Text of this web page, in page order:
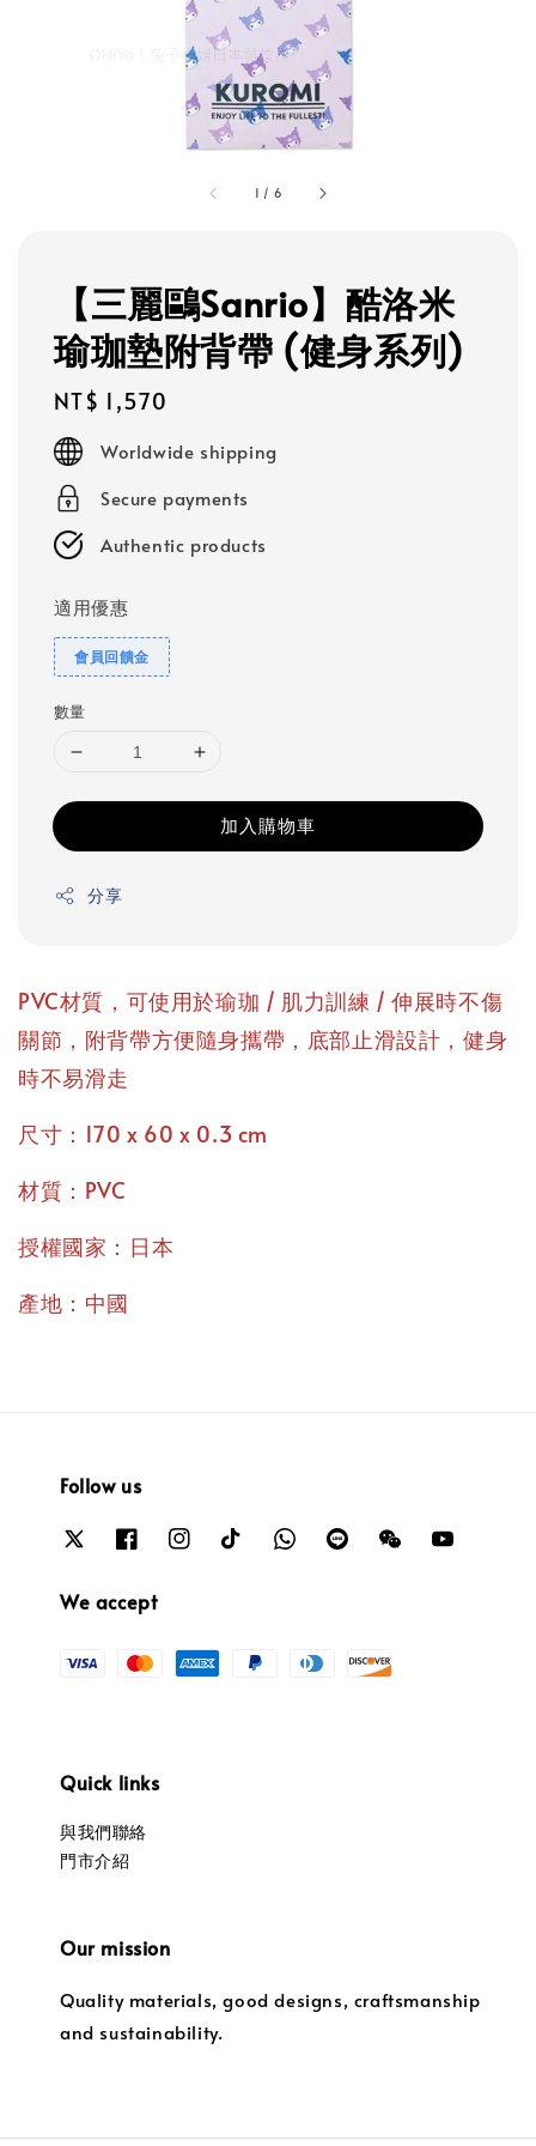
1 / 6
【三麗鷗Sanrio】酷洛米
瑜珈墊附背帶 (健身系列)
Regular
price
NT$ 1,570
Worldwide shipping
Secure payments
Authentic products
適用優惠
會員回饋金
數量
加入購物車
分享
PVC材質，可使用於瑜珈 / 肌力訓練 / 伸展時不傷
關節，附背帶方便隨身攜帶，底部止滑設計，健身
時不易滑走
尺寸：170 x 60 x 0.3 cm
材質：PVC
授權國家：日本
產地：中國
Follow us
We accept
Quick links
與我們聯絡
門市介紹
Our mission
Quality materials, good designs, craftsmanship
and sustainability.